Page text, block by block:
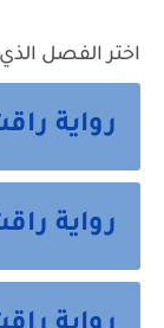
اختر الفصل
رواية
رواية